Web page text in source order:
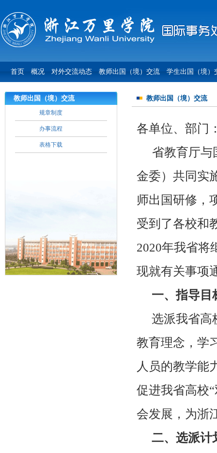
首页 概况 对外交流动态 教师出国（境）交流 学生出国（境）
教师出国（境）交流
规章制度
办事流程
表格下载
教师出国（境）交流
各单位、部门
省教育厅与
金委）共同实
师出国研修，
受到了各校和
2020年我省将
现就有关事项
一、指导目
选派我省高
教育理念，学
人员的教学能
促进我省高校
会发展，为浙
二、选派计